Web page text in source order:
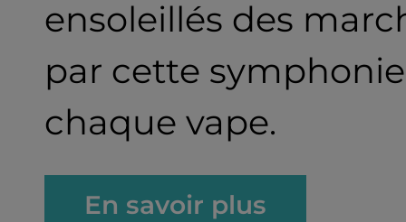
ensoleillés des
par cette
chaque vape.
En savoir plus